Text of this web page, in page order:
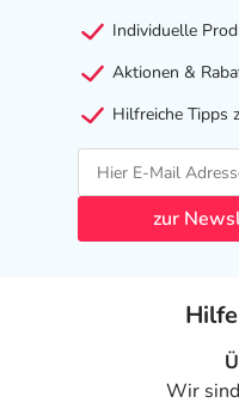
Individuelle
Aktionen &
Hilfreiche Tipps
zur
Wir